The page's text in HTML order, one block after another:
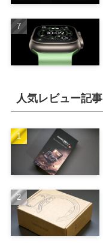
人気レビュー記事